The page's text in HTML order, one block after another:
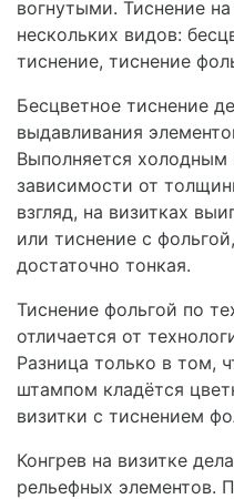
вогнутыми. Тиснение
нескольких видов:
тиснение, тиснение
Бесцветное тиснение
выдавливания
Выполняется
зависимости от
взгляд, на визитках
или тиснение с
достаточно тонкая.
Тиснение фольгой по
отличается от
Разница только в том,
штампом кладётся
визитки с тиснением
Конгрев на визитке
рельефных элементов.